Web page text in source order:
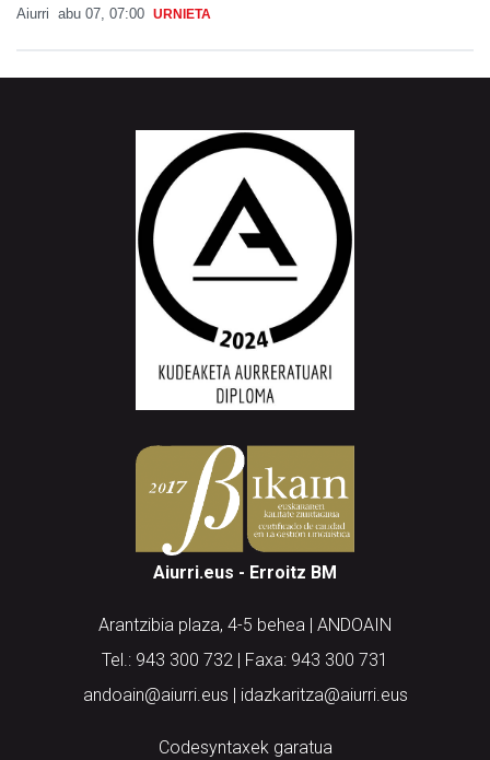
Aiurri abu 07, 07:00 URNIETA
Aiurri.eus - Erroitz BM
Arantzibia plaza, 4-5 behea | ANDOAIN
Tel.: 943 300 732 | Faxa: 943 300 731
andoain@aiurri.eus | idazkaritza@aiurri.eus
Codesyntaxek garatua